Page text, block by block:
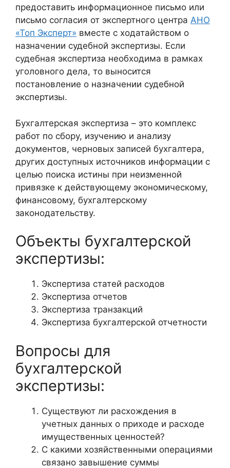
предоставить информационное письмо или
письмо согласия от экспертного центра АНО
«Топ Эксперт» вместе с ходатайством о
назначении судебной экспертизы. Если
судебная экспертиза необходима в рамках
уголовного дела, то выносится
постановление о назначении судебной
экспертизы.
Бухгалтерская экспертиза – это комплекс
работ по сбору, изучению и анализу
документов, черновых записей бухгалтера,
других доступных источников информации с
целью поиска истины при неизменной
привязке к действующему экономическому,
финансовому, бухгалтерскому
законодательству.
Объекты бухгалтерской
экспертизы:
Экспертиза статей расходов
Экспертиза отчетов
Экспертиза транзакций
Экспертиза бухгалтерской отчетности
Вопросы для
бухгалтерской
экспертизы:
Существуют ли расхождения в
учетных данных о приходе и расходе
имущественных ценностей?
С какими хозяйственными операциями
связано завышение суммы